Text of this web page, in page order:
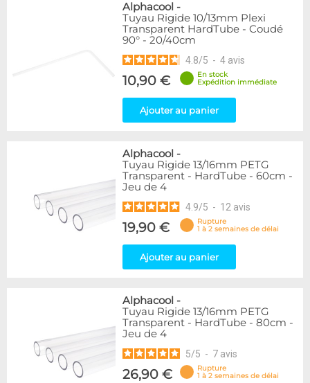
Alphacool -
Tuyau Rigide 10/13mm Plexi
Transparent HardTube - Coudé
90° - 20/40cm
4.8/5 - 4 avis
10,90 €
En stock
Expédition immédiate
Ajouter au panier
Alphacool -
Tuyau Rigide 13/16mm PETG
Transparent - HardTube - 60cm -
Jeu de 4
4.9/5 - 12 avis
19,90 €
Rupture
1 à 2 semaines de délai
Ajouter au panier
Alphacool -
Tuyau Rigide 13/16mm PETG
Transparent - HardTube - 80cm -
Jeu de 4
5/5 - 7 avis
26,90 €
Rupture
1 à 2 semaines de délai